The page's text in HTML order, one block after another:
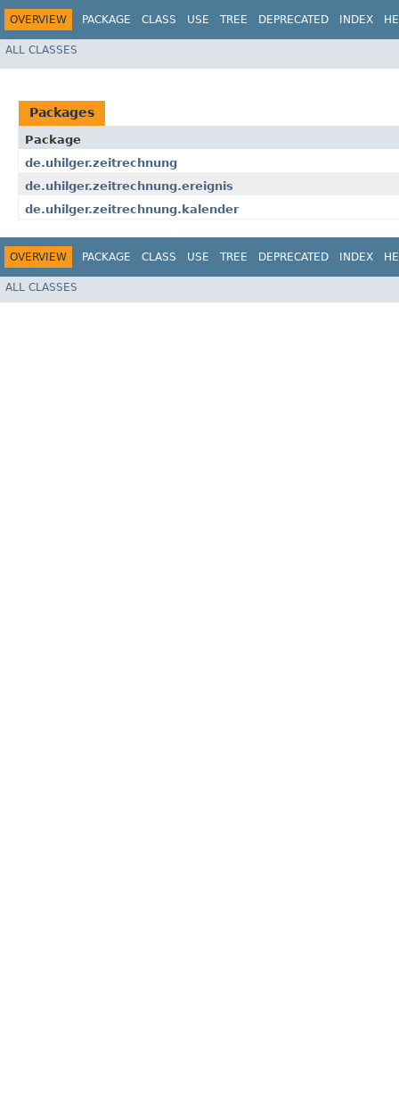
OVERVIEW PACKAGE CLASS USE TREE DEPRECATED INDEX
ALL CLASSES
Packages
Package
de.uhilger.zeitrechnung
de.uhilger.zeitrechnung.ereignis
de.uhilger.zeitrechnung.kalender
OVERVIEW PACKAGE CLASS USE TREE DEPRECATED INDEX
ALL CLASSES